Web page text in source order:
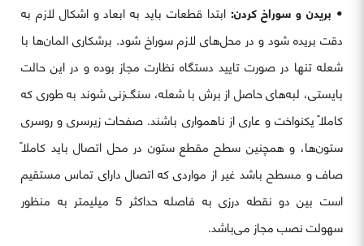
• بریدن و سوراخ کردن: ابتدا قطعات باید به ابعاد و اشکال لازم به
دقت بریده شود و در محل‌های لازم سوراخ شود. برشکاری المان‌ها با
شعله تنها در صورت تایید دستگاه نظارت مجاز بوده و در این حالت
بایستی، لبه‌های حاصل از برش با شعله، سنگ‌زنی شوند به طوری که
کاملاً یکنواخت و عاری از ناهمواری باشند. صفحات زیرسری و روسری
ستون‌ها، و همچنین سطح مقطع ستون در محل اتصال باید کاملاً
صاف و مسطح باشد غیر از مواردی که اتصال دارای تماس مستقیم
است بین دو نقطه درزی به فاصله حداکثر 5 میلیمتر به منظور
سهولت نصب مجاز می‌باشد.